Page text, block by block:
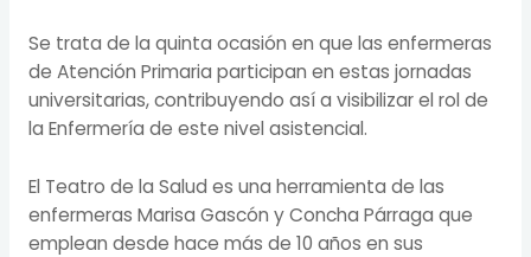
Se trata de la quinta ocasión en que las enfermeras
de Atención Primaria participan en estas jornadas
universitarias, contribuyendo así a visibilizar el rol de
la Enfermería de este nivel asistencial.
El Teatro de la Salud es una herramienta de las
enfermeras Marisa Gascón y Concha Párraga que
emplean desde hace más de 10 años en sus